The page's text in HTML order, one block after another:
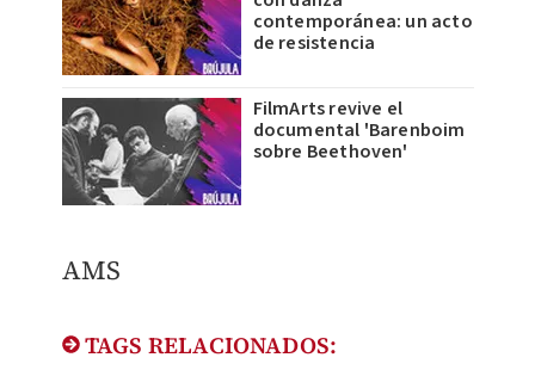
contemporánea: un acto
de resistencia
FilmArts revive el
documental 'Barenboim
sobre Beethoven'
​AMS
TAGS RELACIONADOS: